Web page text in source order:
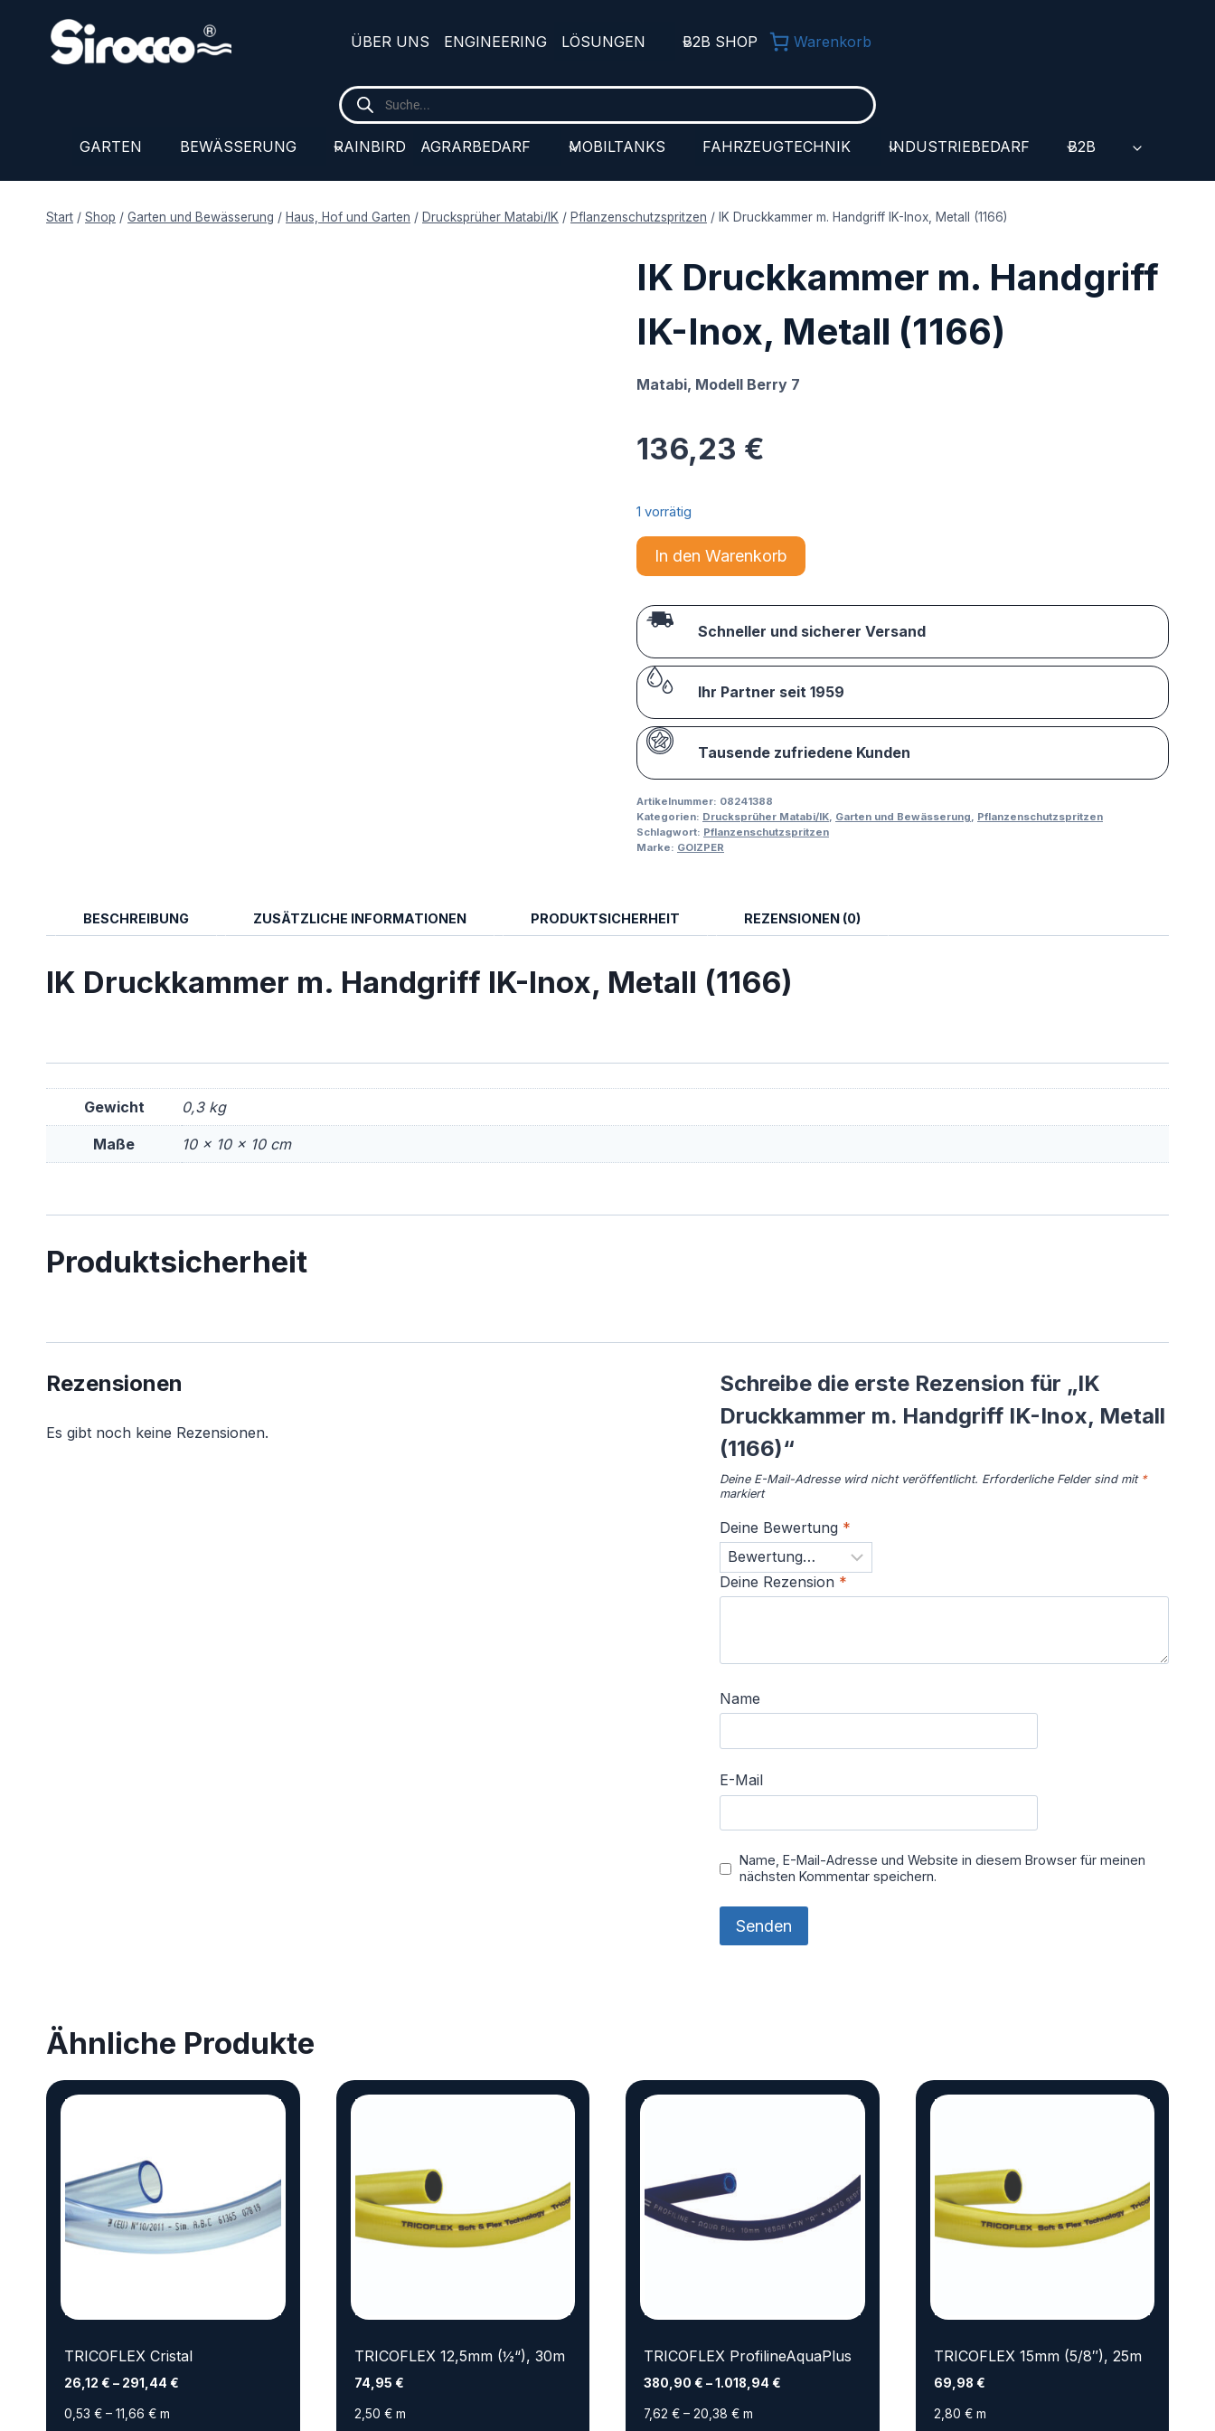
springen
ÜBER UNS ENGINEERING LÖSUNGEN B2B SHOP Warenkorb
Products
search
GARTEN BEWÄSSERUNG RAINBIRD AGRARBEDARF MOBILTANKS FAHRZEUGTECHNIK INDUSTRIEBEDARF B2B
Start / Shop / Garten und Bewässerung / Haus, Hof und Garten / Drucksprüher Matabi/IK / Pflanzenschutzspritzen / IK Druckkammer m. Handgriff IK-Inox, Metall (1166)
IK Druckkammer m. Handgriff
IK-Inox, Metall (1166)
Matabi, Modell Berry 7
136,23 €
1 vorrätig
In den Warenkorb
Schneller und sicherer Versand
Ihr Partner seit 1959
Tausende zufriedene Kunden
Artikelnummer: 08241388
Kategorien: Drucksprüher Matabi/IK, Garten und Bewässerung, Pflanzenschutzspritzen
Schlagwort: Pflanzenschutzspritzen
Marke: GOIZPER
BESCHREIBUNG ZUSÄTZLICHE INFORMATIONEN PRODUKTSICHERHEIT REZENSIONEN (0)
IK Druckkammer m. Handgriff IK-Inox, Metall (1166)
Gewicht 0,3 kg
Maße 10 × 10 × 10 cm
Produktsicherheit
Rezensionen
Es gibt noch keine Rezensionen.
Schreibe die erste Rezension für „IK
Druckkammer m. Handgriff IK-Inox, Metall
(1166)“
Deine E-Mail-Adresse wird nicht veröffentlicht. Erforderliche Felder sind mit *
markiert
Deine Bewertung *
Deine Rezension *
Name
E-Mail
Name, E-Mail-Adresse und Website in diesem Browser für meinen
nächsten Kommentar speichern.
Ähnliche Produkte
TRICOFLEX Cristal
26,12 € – 291,44 €
0,53 € – 11,66 € m
TRICOFLEX 12,5mm (½“), 30m
74,95 €
2,50 € m
TRICOFLEX ProfilineAquaPlus
380,90 € –1.018,94 €
7,62 € – 20,38 € m
TRICOFLEX 15mm (5/8″), 25m
69,98 €
2,80 € m